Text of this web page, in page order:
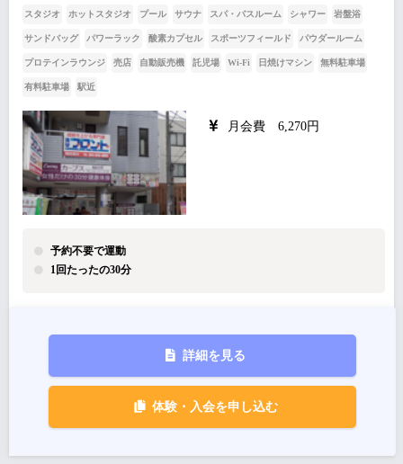
スタジオ ホットスタジオ プール サウナ スパ・バスルーム シャワー 岩盤浴
サンドバッグ パワーラック 酸素カプセル スポーツフィールド パウダールーム
プロテインラウンジ 売店 自動販売機 託児場 Wi-Fi 日焼けマシン 無料駐車場
有料駐車場 駅近
月会費 6,270円
予約不要で運動
1回たったの30分
詳細を見る
体験・入会を申し込む